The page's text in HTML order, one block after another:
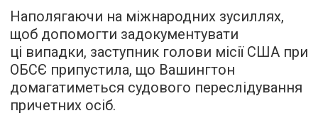
Наполягаючи на міжнародних зусиллях,
щоб допомогти задокументувати
ці випадки, заступник голови місії США при
ОБСЄ припустила, що Вашингтон
домагатиметься судового переслідування
причетних осіб.